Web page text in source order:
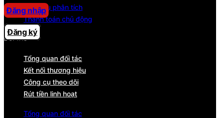
Đăng nhập
Đăng ký
Công cụ phân tích
Thanh toán chủ động
ĐỐI TÁC
Tổng quan đối tác
Kết nối thương hiệu
Công cụ theo dõi
Rút tiền linh hoạt
Tổng quan đối tác